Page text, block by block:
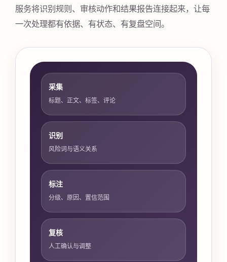
服务将识别规则、审核动作和结果报告连接起来，让每
一次处理都有依据、有状态、有复盘空间。
采集
标题、正文、标签、评论
识别
风险词与语义关系
标注
分级、原因、置信范围
复核
人工确认与调整